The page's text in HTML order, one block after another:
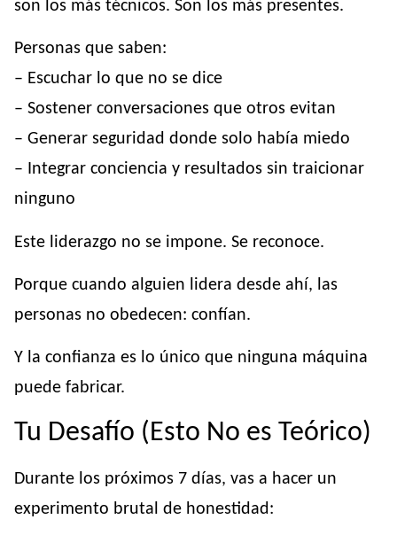
son los más técnicos. Son los más presentes.
Personas que saben:
– Escuchar lo que no se dice
– Sostener conversaciones que otros evitan
– Generar seguridad donde solo había miedo
– Integrar conciencia y resultados sin traicionar
ninguno
Este liderazgo no se impone. Se reconoce.
Porque cuando alguien lidera desde ahí, las
personas no obedecen: confían.
Y la confianza es lo único que ninguna máquina
puede fabricar.
Tu Desafío (Esto No es Teórico)
Durante los próximos 7 días, vas a hacer un
experimento brutal de honestidad: